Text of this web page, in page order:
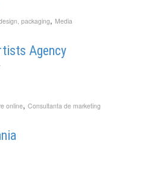
packaging, Media
Agency
online, Consultanta de marketing